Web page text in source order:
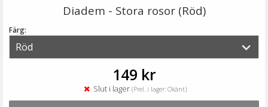
119 kr
LÄGG I VARUKORG
Diadem - Stora rosor (Röd)
Färg:
149 kr
Slut i lager (Prel. i lager: Okänt)